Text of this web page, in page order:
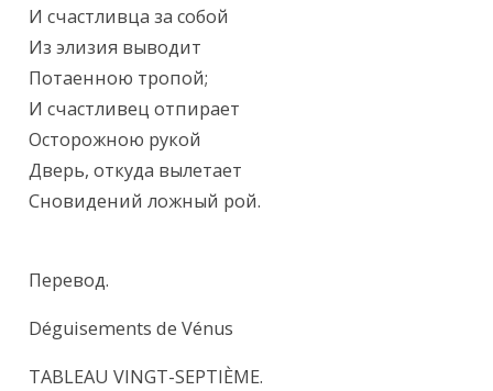
И счастливца за собой
Из элизия выводит
Потаенною тропой;
И счастливец отпирает
Осторожною рукой
Дверь, откуда вылетает
Сновидений ложный рой.
Перевод.
Déguisements de Vénus
TABLEAU VINGT-SEPTIÈME.